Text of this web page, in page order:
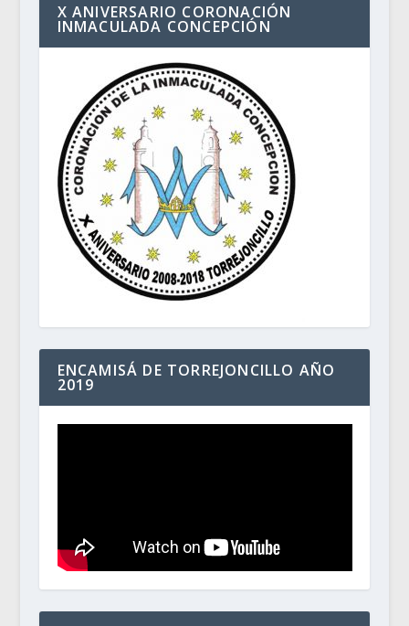
X ANIVERSARIO CORONACIÓN
INMACULADA CONCEPCIÓN
ENCAMISÁ DE TORREJONCILLO AÑO
2019